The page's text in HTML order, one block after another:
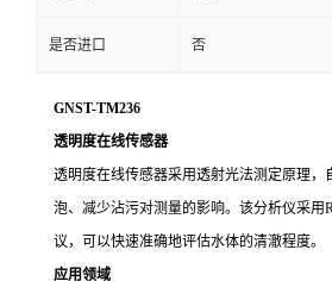
是否进口 否
GNST-TM236
透明度在线传感器
透明度在线传感器采用透射光法测定原理，
泡、减少沾污对测量的影响。该分析仪采用
议，可以快速准确地评估水体的清澈程度。
应用领域